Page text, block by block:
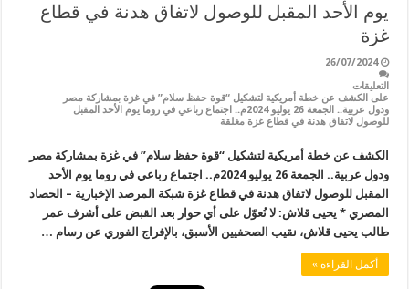
يوم الأحد المقبل للوصول لاتفاق هدنة في قطاع
غزة
26/07/2024
التعليقات
على الكشف عن خطة أمريكية لتشكيل “قوة حفظ سلام” في غزة بمشاركة مصر
ودول عربية.. الجمعة 26 يوليو 2024م.. اجتماع رباعي في روما يوم الأحد المقبل
للوصول لاتفاق هدنة في قطاع غزة مغلقة
الكشف عن خطة أمريكية لتشكيل “قوة حفظ سلام” في غزة بمشاركة مصر
ودول عربية.. الجمعة 26 يوليو 2024م.. اجتماع رباعي في روما يوم الأحد
المقبل للوصول لاتفاق هدنة في قطاع غزة شبكة المرصد الإخبارية – الحصاد
المصري * يحيى قلاش: لا نُعوّل على أي حوار بعد القبض على أشرف عمر
طالب يحيى قلاش، نقيب الصحفيين الأسبق، بالإفراج الفوري عن رسام …
أكمل القراءة »